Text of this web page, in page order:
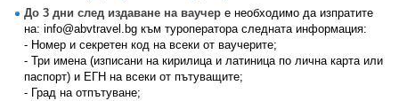
До 3 дни след издаване на ваучер е необходимо да изпратите
на: info@abvtravel.bg към туроператора следната информация:
- Номер и секретен код на всеки от ваучерите;
- Три имена (изписани на кирилица и латиница по лична карта или
паспорт) и ЕГН на всеки от пътуващите;
- Град на отпътуване;